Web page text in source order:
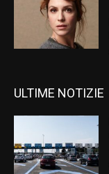
ULTIME NOTIZIE